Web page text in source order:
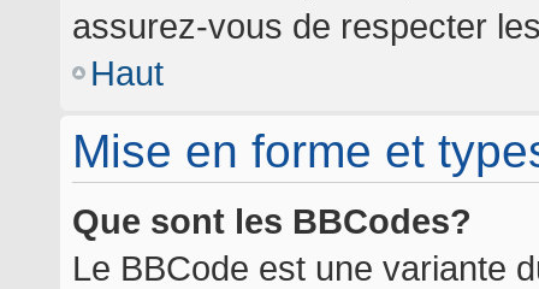
assurez-vous de respecter
Haut
Mise en forme et
Que sont les BBCodes?
Le BBCode est une variante